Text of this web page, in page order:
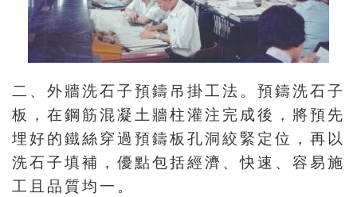
導
覽
En
glis
日
本
二、外牆洗石子預鑄吊掛工法。預鑄洗石子
板，在鋼筋混凝土牆柱灌注完成後，將預先
埋好的鐵絲穿過預鑄板孔洞絞緊定位，再以
洗石子填補，優點包括經濟、快速、容易施
工且品質均一。